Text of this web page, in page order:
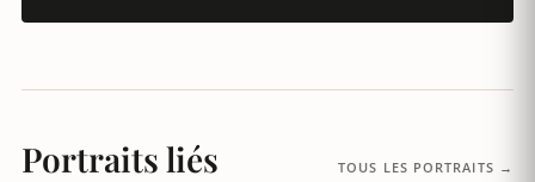
Portraits liés TOUS LES PORTRAITS →